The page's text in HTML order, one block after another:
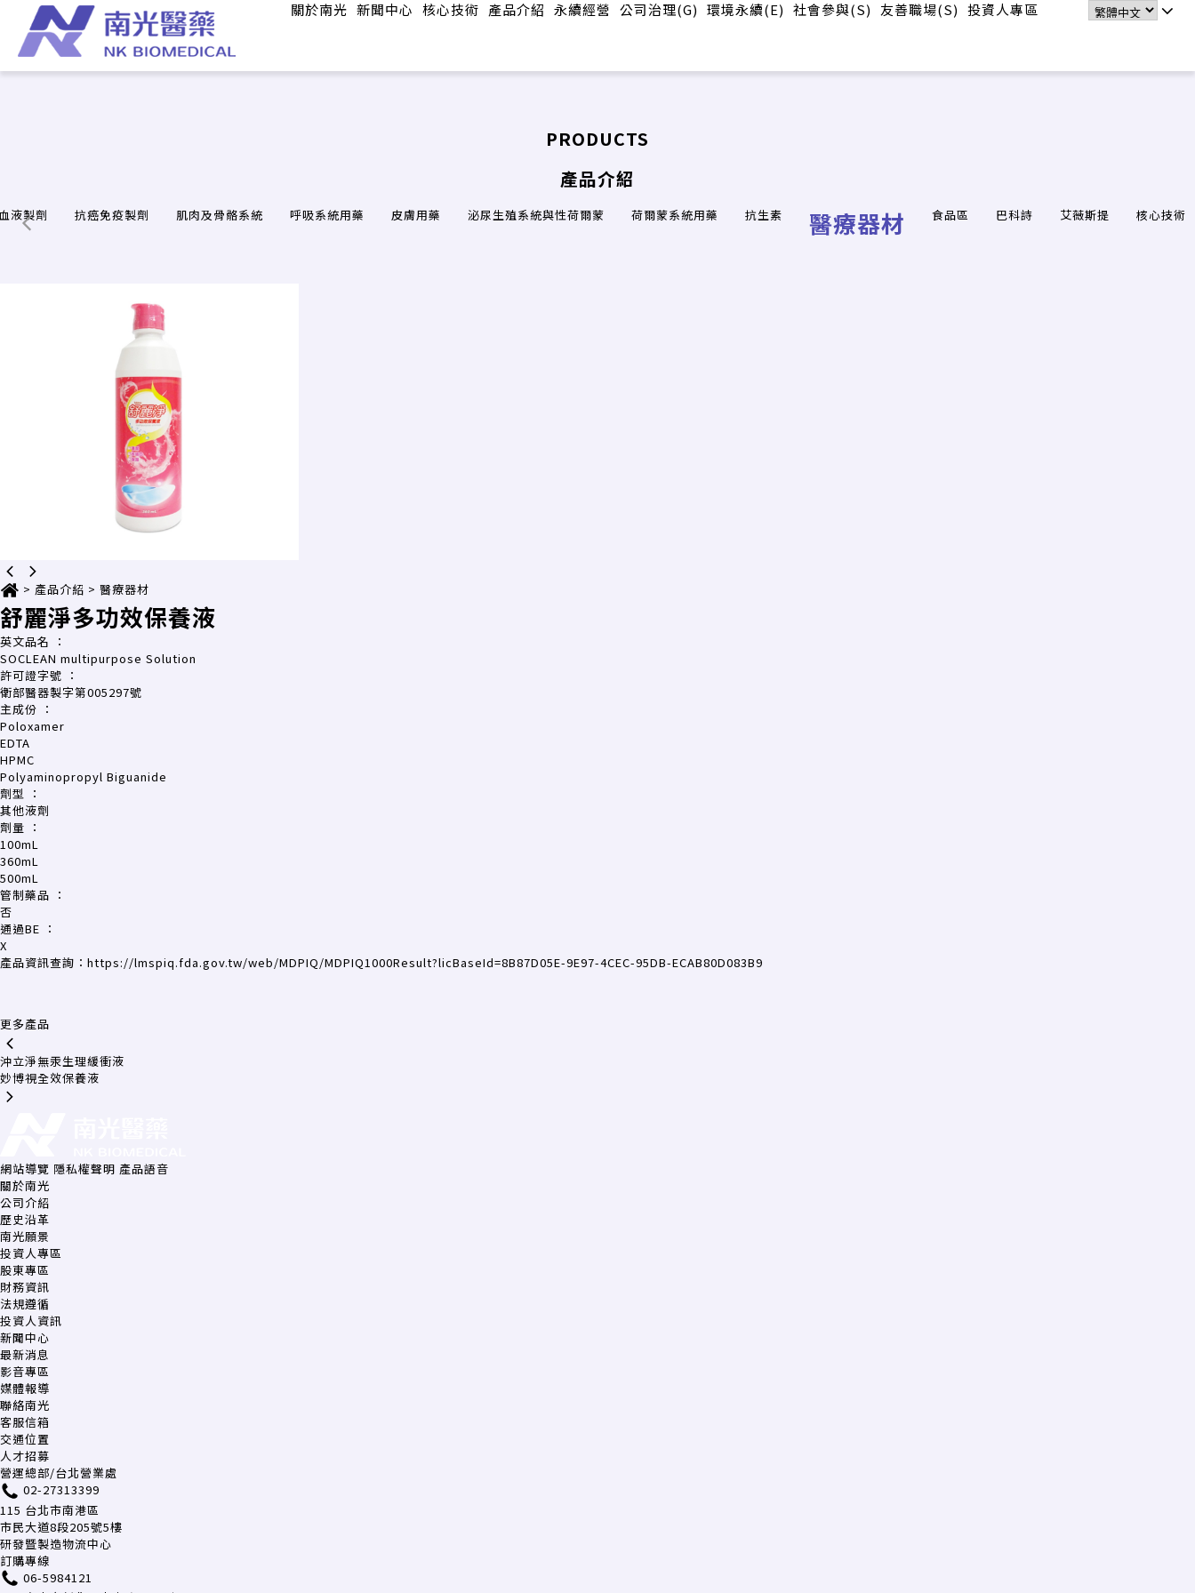
關於南光 新聞中心 核心技術 產品介紹 永續經營 公司治理(G) 環境永續(E) 社會參與(S) 友善職場(S) 投資人專區
PRODUCTS
產品介紹
液製劑 抗癌免疫製劑 肌肉及骨骼系統 呼吸系統用藥 皮膚用藥 泌尿生殖系統與性荷爾蒙 荷爾蒙系統用藥 抗生素 醫療器材 食品區 巴科詩 艾薇斯提 核心技術
> 產品介紹 > 醫療器材
舒麗淨多功效保養液
英文品名
：
SOCLEAN multipurpose Solution
許可證字號 ：
衛部醫器製字第005297號
主成份 ：
Poloxamer
EDTA
HPMC
Polyaminopropyl Biguanide
劑型 ：
其他液劑
劑量 ：
100mL
360mL
500mL
管制藥品 ：
否
通過BE ：
X
產品資訊查詢： https://lmspiq.fda.gov.tw/web/MDPIQ/MDPIQ1000Result?licBaseId=8B87D05E-9E97-4CEC-95DB-ECAB80D083B9
更多產品
沖立淨無汞生理緩衝液
妙博視全效保養液
網站導覽 隱私權聲明 產品語音
關於南光
公司介紹
歷史沿革
南光願景
投資人專區
股東專區
財務資訊
法規遵循
投資人資訊
新聞中心
最新消息
影音專區
媒體報導
聯絡南光
客服信箱
交通位置
人才招募
營運總部/台北營業處
02-27313399
115 台北市南港區
市民大道8段205號5樓
研發暨製造物流中心
訂購專線
06-5984121